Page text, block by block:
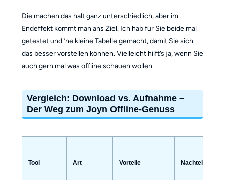
Die machen das halt ganz unterschiedlich, aber im
Endeffekt kommt man ans Ziel. Ich hab für Sie beide mal
getestet und ’ne kleine Tabelle gemacht, damit Sie sich
das besser vorstellen können. Vielleicht hilft’s ja, wenn Sie
auch gern mal was offline schauen wollen.
Vergleich: Download vs. Aufnahme –
Der Weg zum Joyn Offline-Genuss
Tool Art Vorteile Nachteile